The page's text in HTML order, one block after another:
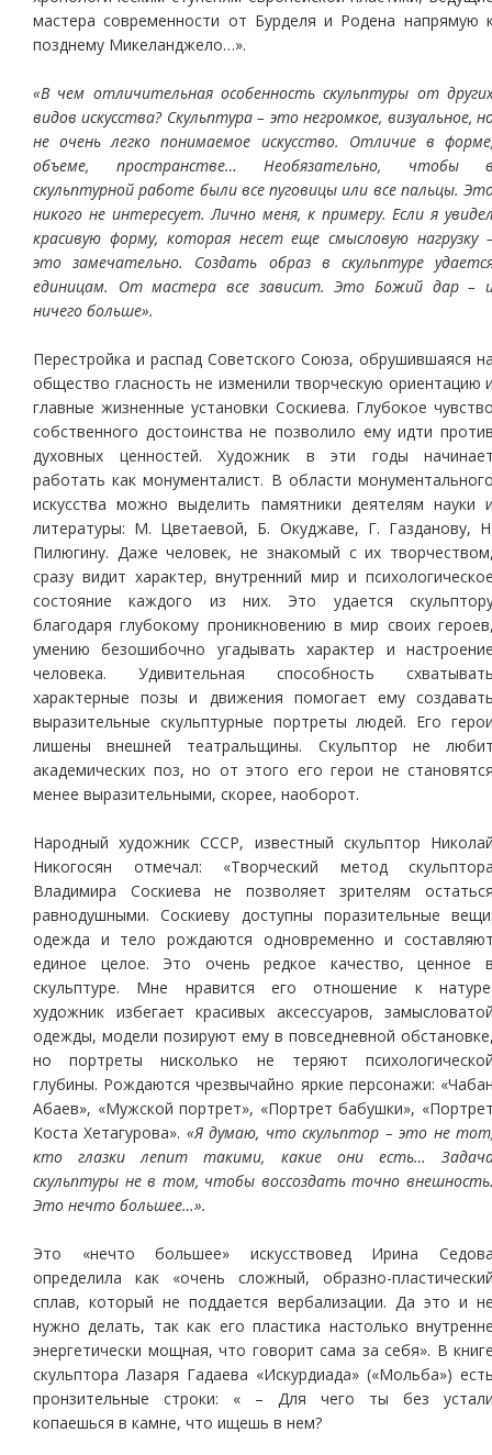
мастера современности от Бурделя и Родена напрямую
позднему Микеланджело…».
«В чем отличительная особенность скульптуры от
видов искусства? Скульптура – это негромкое, визуальное,
не очень легко понимаемое искусство. Отличие в
объеме, пространстве… Необязательно, чтобы
скульптурной работе были все пуговицы или все пальцы.
никого не интересует. Лично меня, к примеру. Если я
красивую форму, которая несет еще смысловую нагрузку
это замечательно. Создать образ в скульптуре
единицам. От мастера все зависит. Это Божий дар –
ничего больше».
Перестройка и распад Советского Союза, обрушившаяся
общество гласность не изменили творческую ориентацию
главные жизненные установки Соскиева. Глубокое
собственного достоинства не позволило ему идти
духовных ценностей. Художник в эти годы
работать как монументалист. В области
искусства можно выделить памятники деятелям науки
литературы: М. Цветаевой, Б. Окуджаве, Г. Газданову,
Пилюгину. Даже человек, не знакомый с их
сразу видит характер, внутренний мир и
состояние каждого из них. Это удается
благодаря глубокому проникновению в мир своих
умению безошибочно угадывать характер и
человека. Удивительная способность
характерные позы и движения помогает ему
выразительные скульптурные портреты людей. Его
лишены внешней театральщины. Скульптор не
академических поз, но от этого его герои не
менее выразительными, скорее, наоборот.
Народный художник СССР, известный скульптор
Никогосян отмечал: «Творческий метод
Владимира Соскиева не позволяет зрителям
равнодушными. Соскиеву доступны поразительные
одежда и тело рождаются одновременно и
единое целое. Это очень редкое качество, ценное
скульптуре. Мне нравится его отношение к
художник избегает красивых аксессуаров,
одежды, модели позируют ему в повседневной
но портреты нисколько не теряют
глубины. Рождаются чрезвычайно яркие персонажи:
Абаев», «Мужской портрет», «Портрет бабушки»,
Коста Хетагурова». «Я думаю, что скульптор – это не
кто глазки лепит такими, какие они есть…
скульптуры не в том, чтобы воссоздать точно
Это нечто большее…».
Это «нечто большее» искусствовед Ирина
определила как «очень сложный, образно-
сплав, который не поддается вербализации. Да это и
нужно делать, так как его пластика настолько
энергетически мощная, что говорит сама за себя». В
скульптора Лазаря Гадаева «Искурдиада» («Мольба»)
пронзительные строки: « – Для чего ты без
копаешься в камне, что ищешь в нем?